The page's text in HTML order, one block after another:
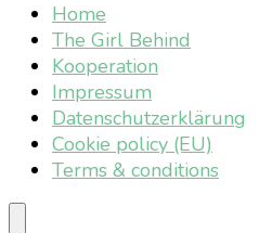
Home
The Girl Behind
Kooperation
Impressum
Datenschutzerklärung
Cookie policy (EU)
Terms & conditions